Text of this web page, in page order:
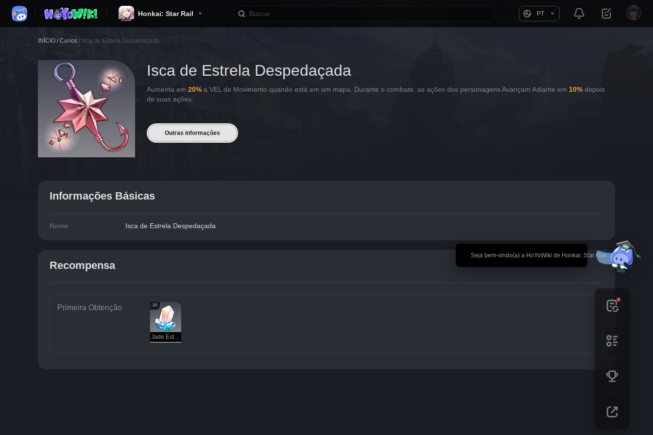
Honkai: Star Rail PT
🎉 Seja bem-vindo(a) a HoYoWiki de Honkai: Star Rail!
INÍCIO / Curios / Isca de Estrela Despedaçada
Isca de Estrela Despedaçada
Aumenta em 20% a VEL de Movimento quando está em um mapa. Durante o combate, as ações dos personagens Avançam Adiante em 10% depois
de suas ações.
Outras informações
Informações Básicas
Nome Isca de Estrela Despedaçada
Recompensa
Primeira Obtenção 30
Jade Estelar